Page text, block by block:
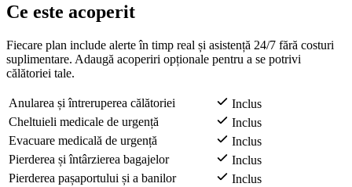
Ce este acoperit
Fiecare plan include alerte în timp real și asistență 24/7 fără costuri
suplimentare. Adaugă acoperiri opționale pentru a se potrivi
călătoriei tale.
Anularea și întreruperea călătoriei
Inclus
Cheltuieli medicale de urgență
Inclus
Evacuare medicală de urgență
Inclus
Pierderea și întârzierea bagajelor
Inclus
Pierderea pașaportului și a banilor
Inclus